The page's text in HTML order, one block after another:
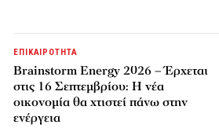
ΕΠΙΚΑΙΡΟΤΗΤΑ
Brainstorm Energy 2026 – Έρχεται
στις 16 Σεπτεμβρίου: Η νέα
οικονομία θα χτιστεί πάνω στην
ενέργεια